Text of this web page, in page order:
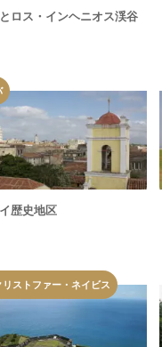
ロス・インヘニオス渓谷
歴史地区
リストファー・ネイビス